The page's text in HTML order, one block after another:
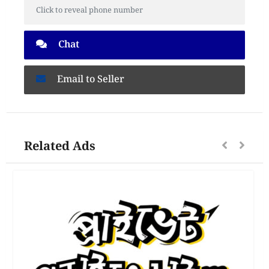
Click to reveal phone number
Chat
Email to Seller
Related Ads